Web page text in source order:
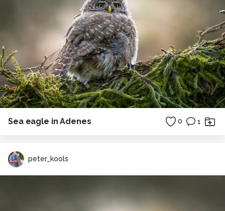
Sea eagle in Adenes 0 1
peter_kools